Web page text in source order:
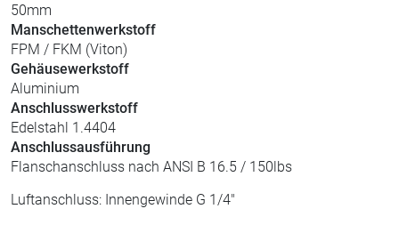
50mm
Manschettenwerkstoff
FPM / FKM (Viton)
Gehäusewerkstoff
Aluminium
Anschlusswerkstoff
Edelstahl 1.4404
Anschlussausführung
Flanschanschluss nach ANSI B 16.5 / 150lbs
Luftanschluss: Innengewinde G 1/4"